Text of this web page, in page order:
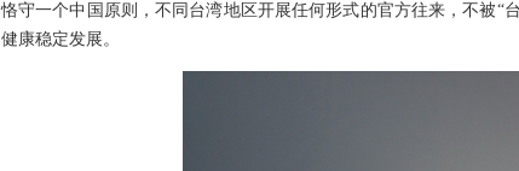
恪守一个中国原则，不同台湾地区开展任何形式的官方往来，不被“
健康稳定发展。